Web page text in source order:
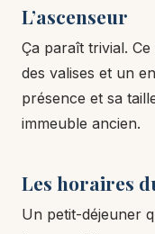
L’ascenseur
Ça paraît trivial.
des valises et un
présence et sa
immeuble ancien.
Les horaires
Un petit-déjeuner